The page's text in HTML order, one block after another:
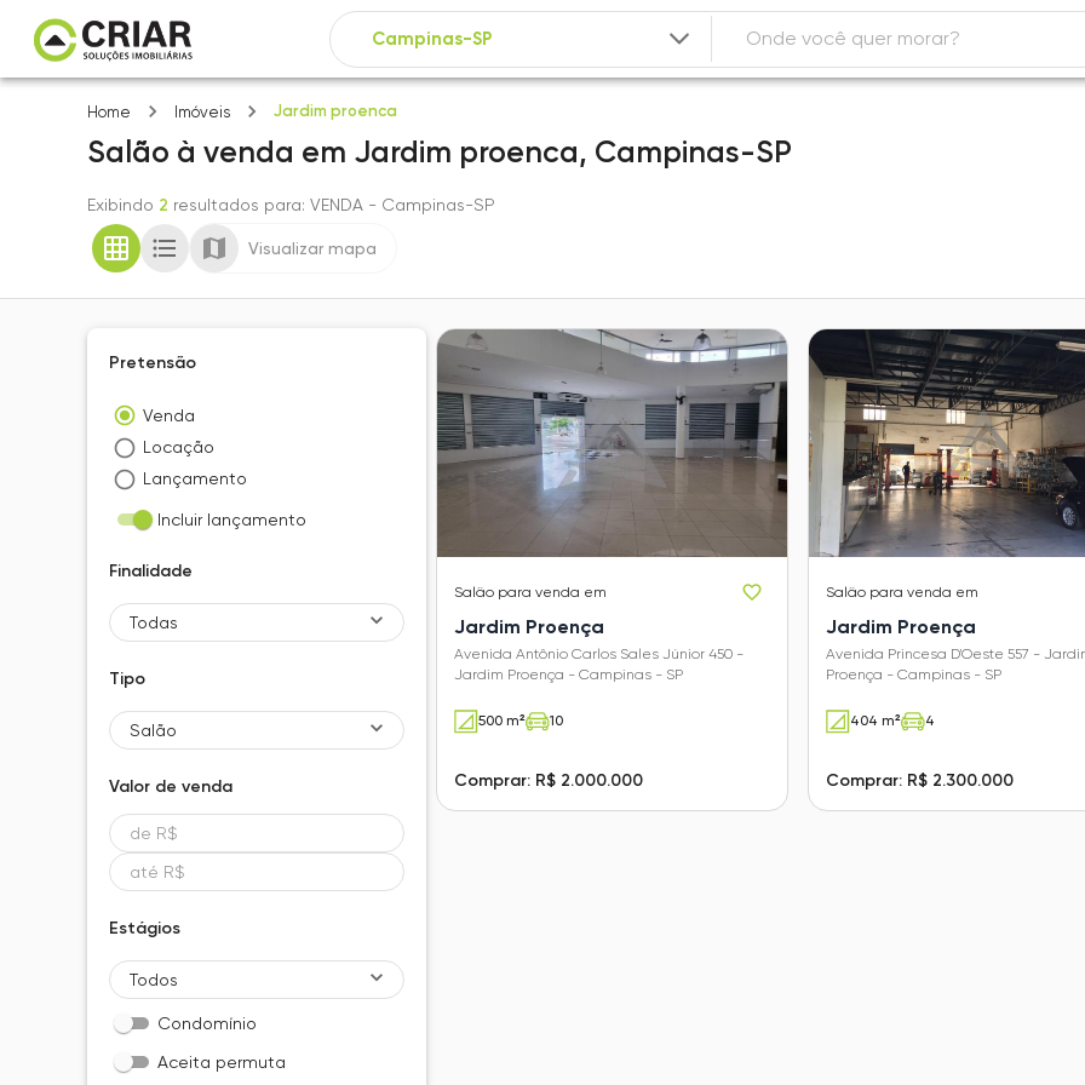
Home Imóveis Jardim proenca
Salão à venda em Jardim proenca, Campinas-SP
Exibindo 2 resultados para: VENDA - Campinas-SP
Visualizar mapa
Pretensão
Venda
Locação
Lançamento
Incluir lançamento
Finalidade
Todas
Tipo
Salão
Valor de venda
Estágios
Todos
Condomínio
Aceita permuta
Salão para venda em
Jardim Proença
Avenida Antônio Carlos Sales Júnior 450 -
Jardim Proença - Campinas - SP
500 m² 10
Comprar: R$ 2.000.000
Salão para venda em
Jardim Proença
Avenida Princesa D'Oeste 557 -
Proença - Campinas - SP
404 m² 4
Comprar: R$ 2.300.000